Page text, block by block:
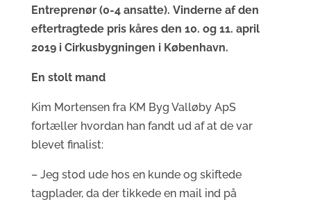
Entreprenør (0-4 ansatte). Vinderne af den
eftertragtede pris kåres den 10. og 11. april
2019 i Cirkusbygningen i København.
En stolt mand
Kim Mortensen fra KM Byg Valløby ApS
fortæller hvordan han fandt ud af at de var
blevet finalist:
– Jeg stod ude hos en kunde og skiftede
tagplader, da der tikkede en mail ind på